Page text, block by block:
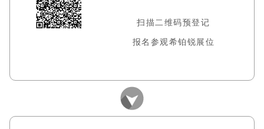
扫描二维码预登记
报名参观希铂锐展位